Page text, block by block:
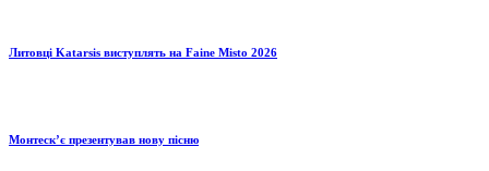
Литовці Katarsis виступлять на Faine Misto 2026
Монтескʼє презентував нову пісню